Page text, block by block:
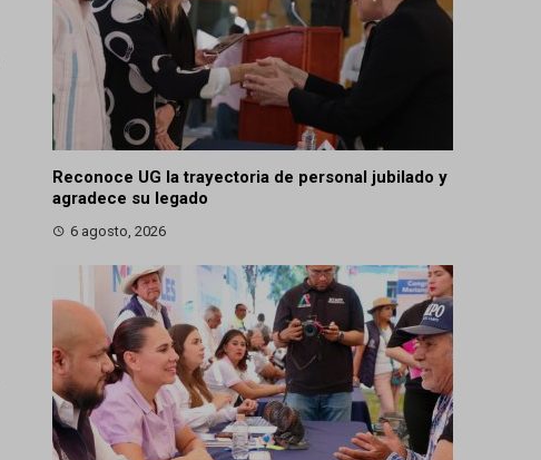
Reconoce UG la trayectoria de personal jubilado y
agradece su legado
6 agosto, 2026